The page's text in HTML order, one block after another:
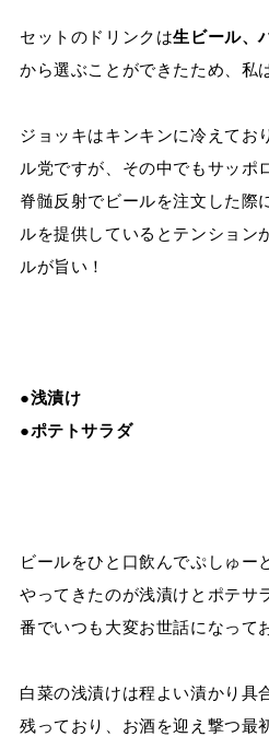
セットのドリンクは生ビール、
から選ぶことができたため、私
ジョッキはキンキンに冷えてお
ル党ですが、その中でもサッポ
脊髄反射でビールを注文した際
ルを提供しているとテンション
ルが旨い！
●浅漬け
●ポテトサラダ
ビールをひと口飲んでぷしゅー
やってきたのが浅漬けとポテサ
番でいつも大変お世話になって
白菜の浅漬けは程よい漬かり具
残っており、お酒を迎え撃つ最